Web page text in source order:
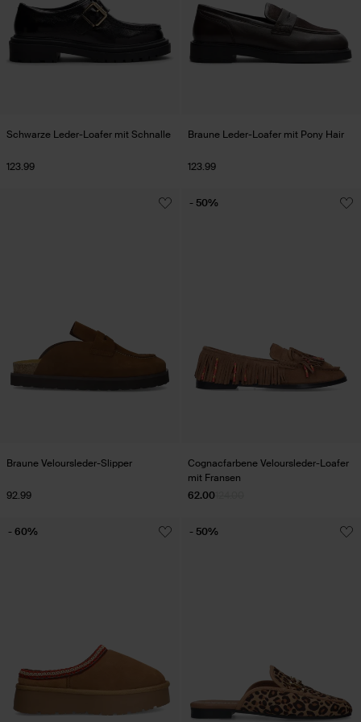
Schwarze Leder-Loafer mit Schnalle
123.99
Braune Leder-Loafer mit Pony Hair
123.99
Braune Veloursleder-Slipper
92.99
Cognacfarbene Veloursleder-Loafer
mit Fransen
62.00
- 50%
- 60% - 50%